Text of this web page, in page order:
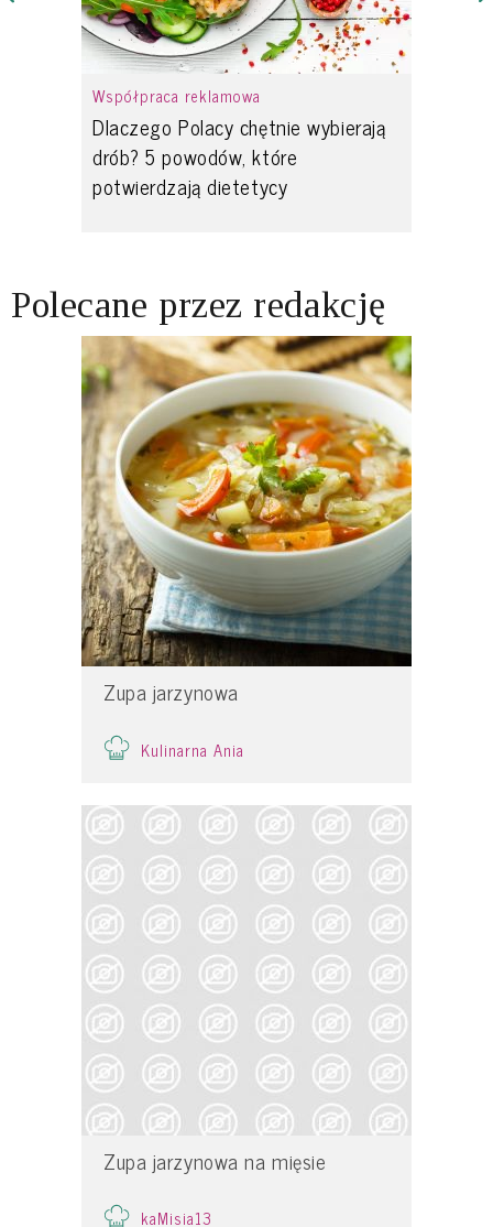
Współpraca reklamowa
Dlaczego Polacy chętnie wybierają
drób? 5 powodów, które
potwierdzają dietetycy
Polecane przez redakcję
Zupa jarzynowa
Kulinarna Ania
Zupa jarzynowa na mięsie
kaMisia13